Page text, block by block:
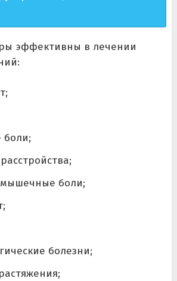
эффективны в лечении
боли;
мышечные боли;
болезни;